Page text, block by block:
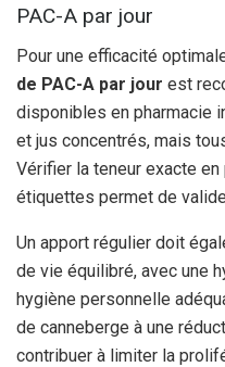
PAC-A par jour
Pour une efficacité
de PAC-A par jour est
disponibles en pharmacie
et jus concentrés, mais
Vérifier la teneur exacte
étiquettes permet de
Un apport régulier doit
de vie équilibré, avec une
hygiène personnelle
de canneberge à une
contribuer à limiter la